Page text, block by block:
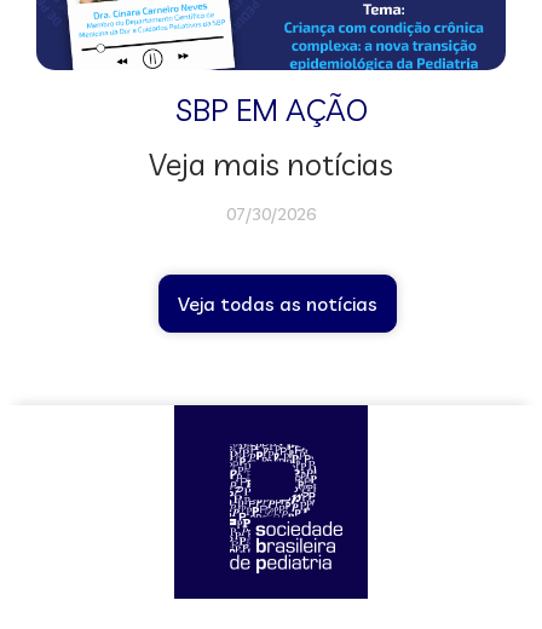
SBP EM AÇÃO
Veja mais notícias
07/30/2026
Veja todas as notícias